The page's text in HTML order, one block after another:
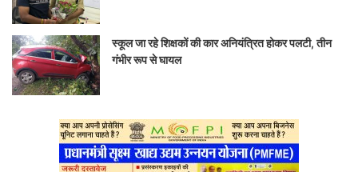
स्कूल जा रहे शिक्षकों की कार अनियंत्रित होकर पलटी, तीन
गंभीर रूप से घायल